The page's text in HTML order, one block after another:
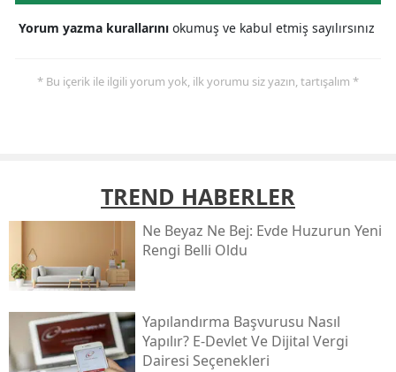
Yorum yazma kurallarını okumuş ve kabul etmiş sayılırsınız
* Bu içerik ile ilgili yorum yok, ilk yorumu siz yazın, tartışalım *
TREND HABERLER
Ne Beyaz Ne Bej: Evde Huzurun Yeni
Rengi Belli Oldu
Yapılandırma Başvurusu Nasıl
Yapılır? E-Devlet Ve Dijital Vergi
Dairesi Seçenekleri